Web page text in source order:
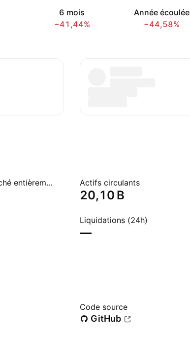
6 mois
−41,44%
Année écoulée
−44,58%
Capitalisation de marché entièrement diluée Actifs circulants
‪20,10 B‬
Liquidations (24h)
—
Code source
GitHub